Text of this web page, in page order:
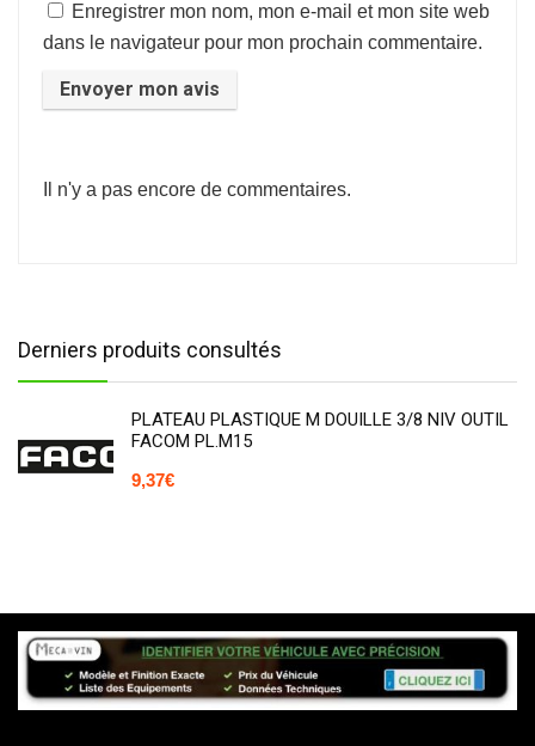
Enregistrer mon nom, mon e-mail et mon site web
dans le navigateur pour mon prochain commentaire.
Il n'y a pas encore de commentaires.
Derniers produits consultés
PLATEAU PLASTIQUE M DOUILLE 3/8 NIV OUTIL
FACOM PL.M15
9,37€